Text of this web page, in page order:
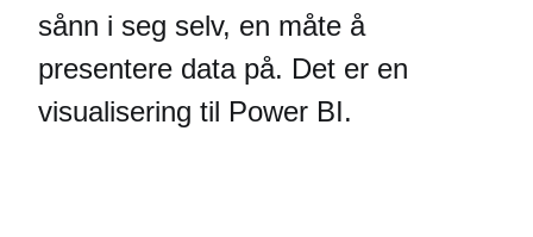
sånn i seg selv, en måte å
presentere data på. Det er en
visualisering til Power BI.